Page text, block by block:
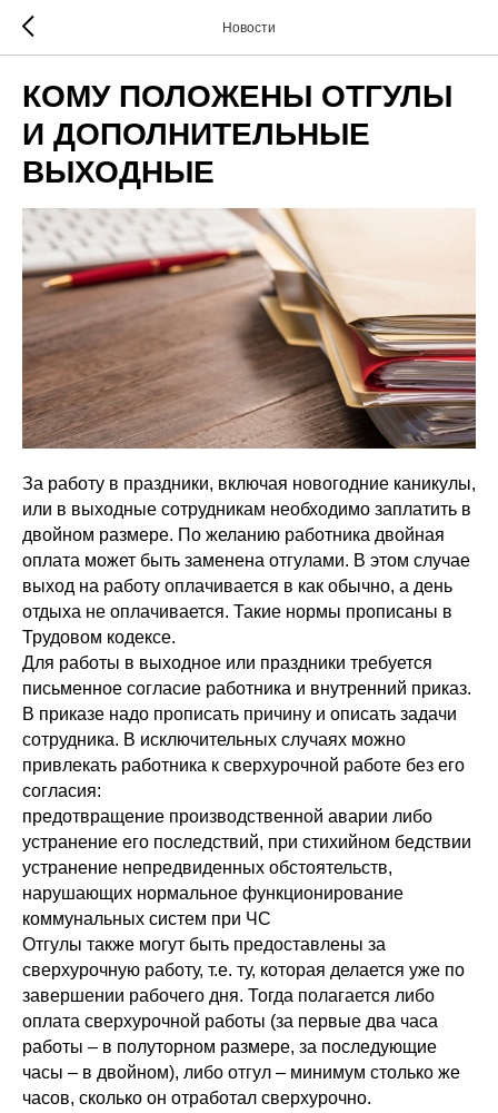
Новости
КОМУ ПОЛОЖЕНЫ ОТГУЛЫ
И ДОПОЛНИТЕЛЬНЫЕ
ВЫХОДНЫЕ
За работу в праздники, включая новогодние каникулы,
или в выходные сотрудникам необходимо заплатить в
двойном размере. По желанию работника двойная
оплата может быть заменена отгулами. В этом случае
выход на работу оплачивается в как обычно, а день
отдыха не оплачивается. Такие нормы прописаны в
Трудовом кодексе.
Для работы в выходное или праздники требуется
письменное согласие работника и внутренний приказ.
В приказе надо прописать причину и описать задачи
сотрудника. В исключительных случаях можно
привлекать работника к сверхурочной работе без его
согласия:
предотвращение производственной аварии либо
устранение его последствий, при стихийном бедствии
устранение непредвиденных обстоятельств,
нарушающих нормальное функционирование
коммунальных систем при ЧС
Отгулы также могут быть предоставлены за
сверхурочную работу, т.е. ту, которая делается уже по
завершении рабочего дня. Тогда полагается либо
оплата сверхурочной работы (за первые два часа
работы – в полуторном размере, за последующие
часы – в двойном), либо отгул – минимум столько же
часов, сколько он отработал сверхурочно.